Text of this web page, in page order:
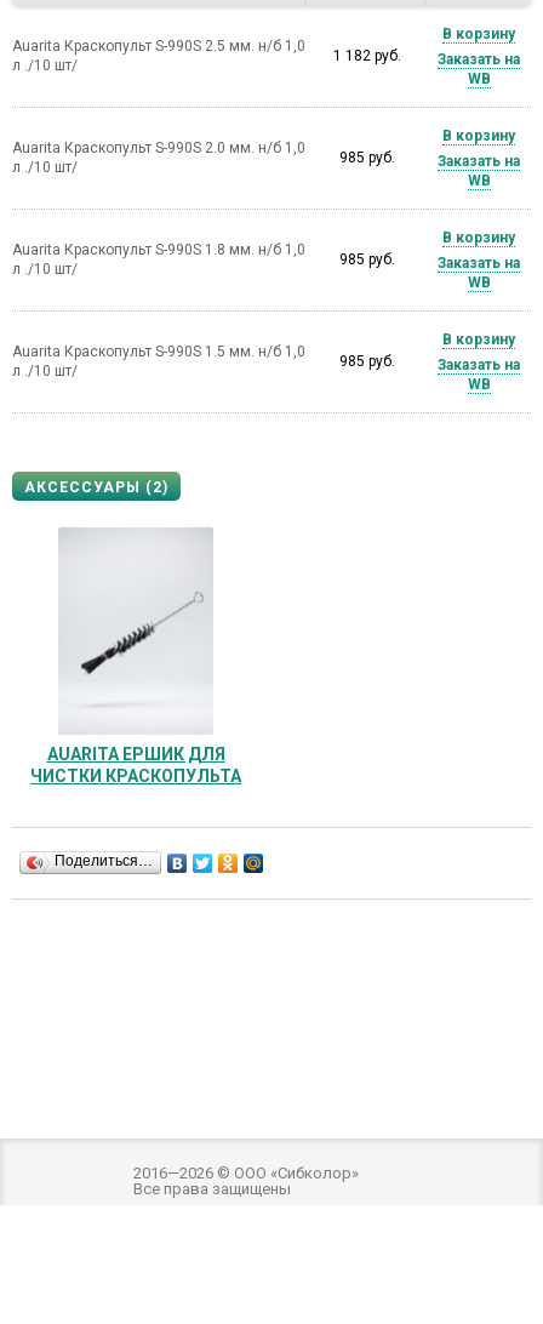
Auarita Краскопульт S-990S 2.5 мм. н/б 1,0
л ./10 шт/
1 182 руб.
В корзину
Заказать на
WB
Auarita Краскопульт S-990S 2.0 мм. н/б 1,0
л ./10 шт/
985 руб.
В корзину
Заказать на
WB
Auarita Краскопульт S-990S 1.8 мм. н/б 1,0
л ./10 шт/
985 руб.
В корзину
Заказать на
WB
Auarita Краскопульт S-990S 1.5 мм. н/б 1,0
л ./10 шт/
985 руб.
В корзину
Заказать на
WB
АКСЕССУАРЫ (2)
AUARITA ЕРШИК ДЛЯ
ЧИСТКИ КРАСКОПУЛЬТА
Поделиться…
2016—2026 © ООО «Сибколор»
Все права защищены